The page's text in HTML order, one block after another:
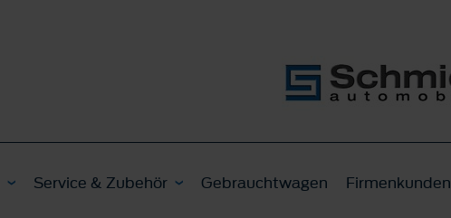
Service & Zubehör Gebrauchtwagen Firmenkunden